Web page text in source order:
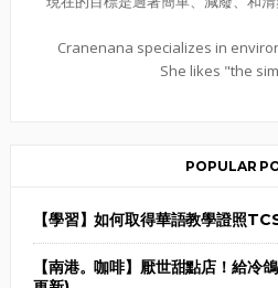
Cranenana specializes in
She likes "the
POPULAR
【學習】如何取得華語教學證照
【南港。咖啡】厭世甜點店！給